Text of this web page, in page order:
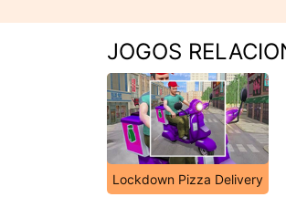
JOGOS
Lockdown Pizza Delivery